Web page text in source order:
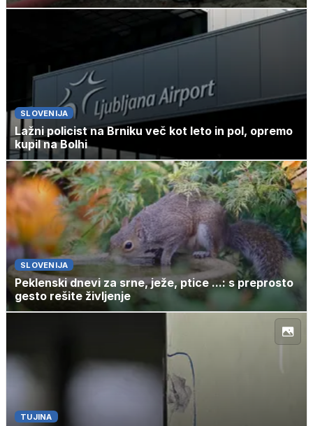
SLOVENIJA
Lažni policist na Brniku več kot leto in pol, opremo
kupil na Bolhi
SLOVENIJA
Peklenski dnevi za srne, ježe, ptice ...: s preprosto
gesto rešite življenje
TUJINA